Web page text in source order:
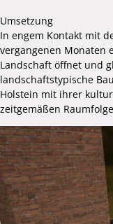
Umsetzung
In engem Kontakt mit
vergangenen Monaten
Landschaft öffnet und
landschaftstypische
Holstein mit ihrer
zeitgemäßen